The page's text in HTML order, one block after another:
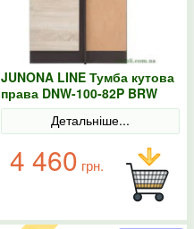
JUNONA LINE Тумба кутова
права DNW-100-82P BRW
Польща Сонома
Детальніше...
4 460 грн.